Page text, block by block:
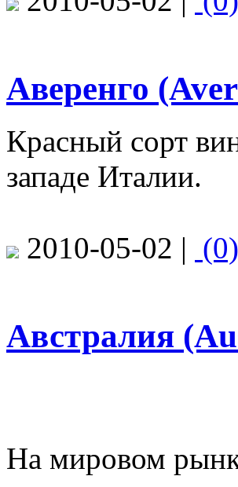
Аверенго
Красный сорт
западе Италии.
2010-05-02 | (0)
Австралия
На мировом